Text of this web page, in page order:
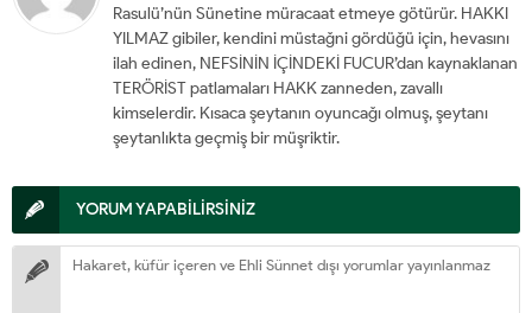
Rasulü’nün Sünetine müracaat etmeye götürür. HAKKI
YILMAZ gibiler, kendini müstağni gördüğü için, hevasını
ilah edinen, NEFSİNİN İÇİNDEKİ FUCUR’dan kaynaklanan
TERÖRİST patlamaları HAKK zanneden, zavallı
kimselerdir. Kısaca şeytanın oyuncağı olmuş, şeytanı
şeytanlıkta geçmiş bir müşriktir.
YORUM YAPABİLİRSİNİZ